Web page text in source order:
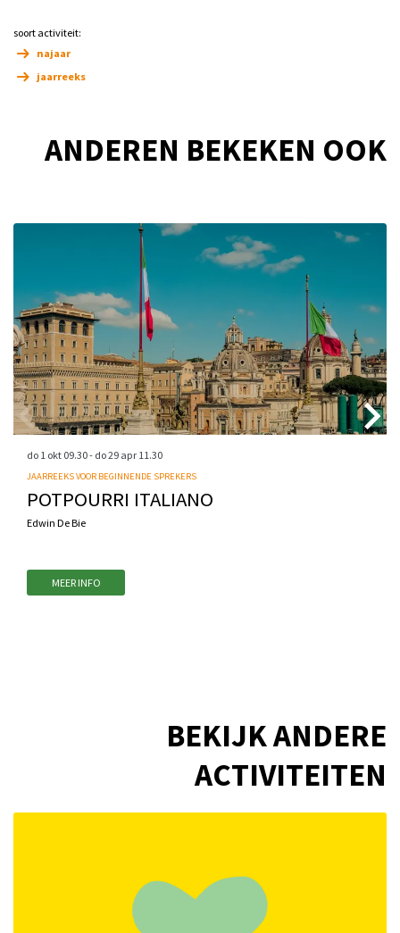
soort activiteit:
najaar
jaarreeks
ANDEREN BEKEKEN OOK
POTPOURRI ITALIANO
Edwin De Bie
JAARREEKS VOOR BEGINNENDE SPREKERS
do 1 okt 09.30- do 29 apr 11.30
MEER INFO
BEKIJK ANDERE
ACTIVITEITEN